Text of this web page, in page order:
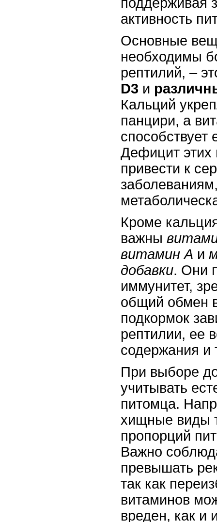
активность
Основные
необходимы
рептилий, –
D3 и
Кальций
панцири, а
способствует
Дефицит этих
привести к
Кроме
важны
витамин A и
добавки. Они
иммунитет,
общий обмен
подкормок
рептилии, ее
содержания и
При выборе
учитывать
питомца.
хищные виды
пропорций
Важно
превышать
так как
витаминов
вреден, как и